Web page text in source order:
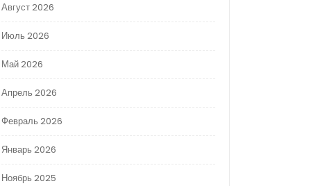
Август 2026
Июль 2026
Май 2026
Апрель 2026
Февраль 2026
Январь 2026
Ноябрь 2025